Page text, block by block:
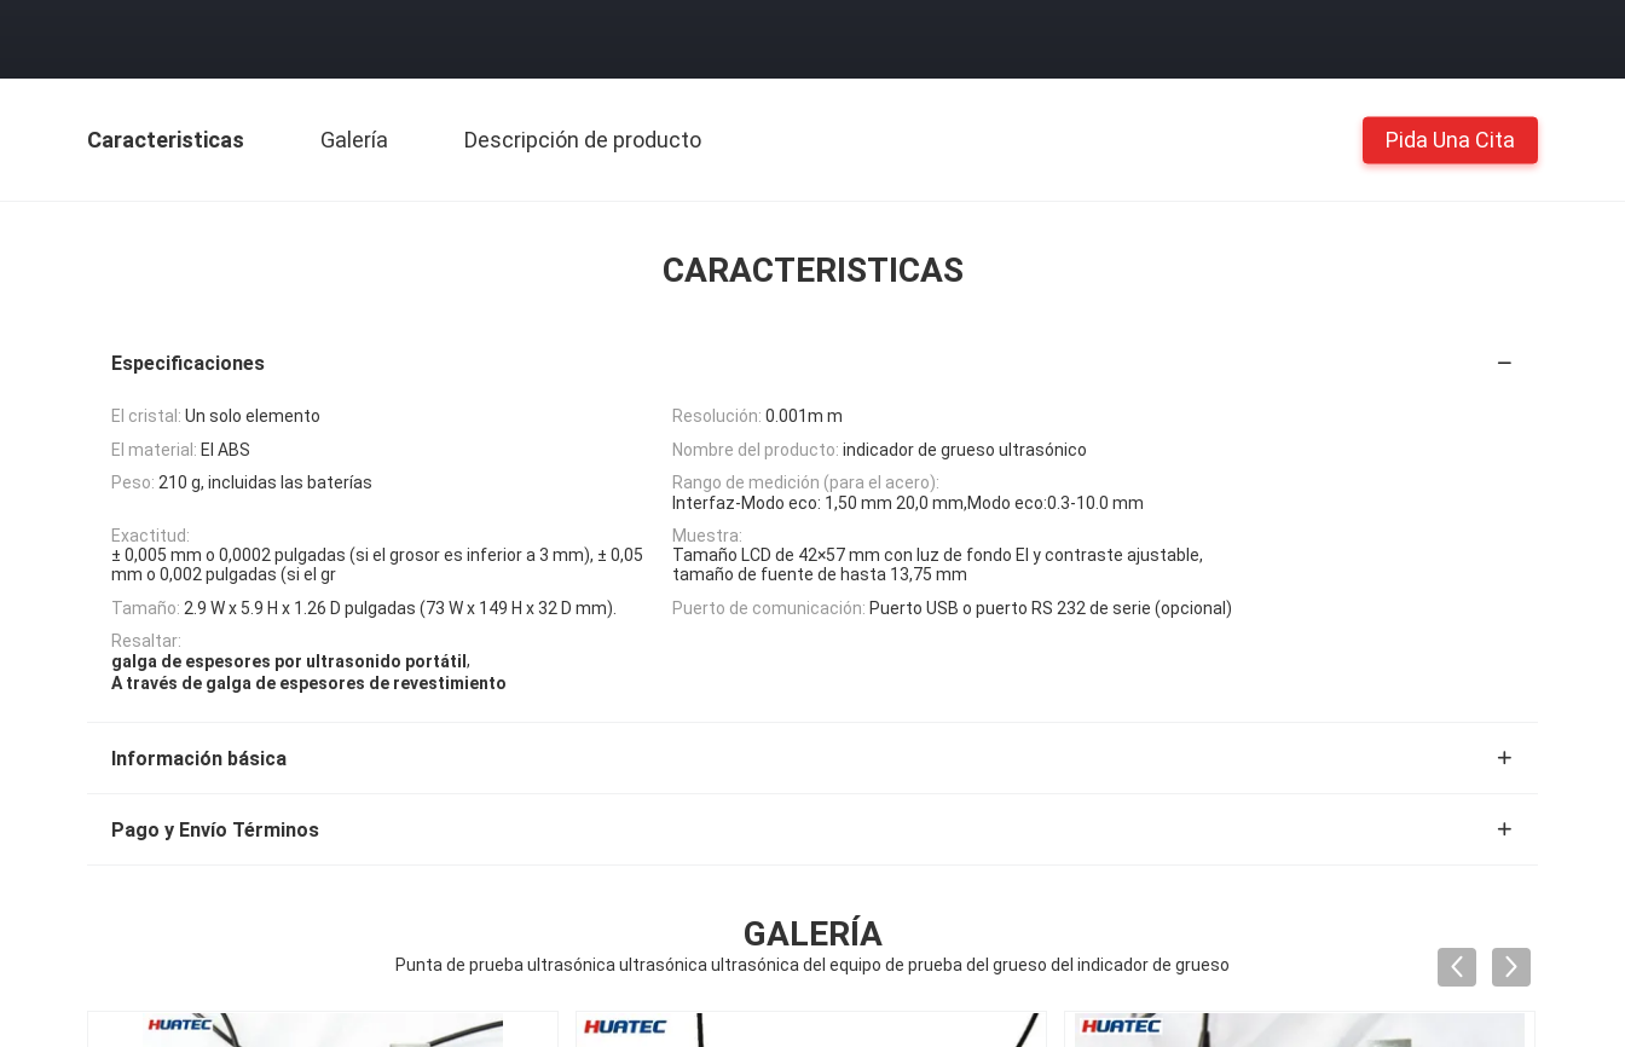
Caracteristicas Galería Descripción de producto Pida Una Cita
CARACTERISTICAS
Especificaciones
El cristal: Un solo elemento Resolución: 0.001m m
El material: El ABS Nombre del producto: indicador de grueso ultrasónico
Peso: 210 g, incluidas las baterías
Rango de medición (para el acero):
Interfaz-Modo eco: 1,50 mm 20,0 mm,Modo eco:0.3-10.0 mm
Exactitud:
± 0,005 mm o 0,0002 pulgadas (si el grosor es inferior a 3 mm), ± 0,05
mm o 0,002 pulgadas (si el gr
Muestra:
Tamaño LCD de 42×57 mm con luz de fondo EI y contraste ajustable,
tamaño de fuente de hasta 13,75 mm
Tamaño: 2.9 W x 5.9 H x 1.26 D pulgadas (73 W x 149 H x 32 D mm). Puerto de comunicación: Puerto USB o puerto RS 232 de serie (opcional)
Resaltar:
galga de espesores por ultrasonido portátil ,
A través de galga de espesores de revestimiento
Información básica
Pago y Envío Términos
GALERÍA
Punta de prueba ultrasónica ultrasónica ultrasónica del equipo de prueba del grueso del indicador de grueso